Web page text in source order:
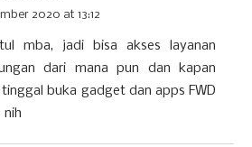
2020 at 13:12
mba, jadi bisa akses layanan
dari mana pun dan kapan
buka gadget dan apps FWD
nih